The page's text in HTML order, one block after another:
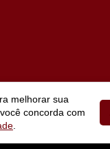
melhorar sua
concorda com